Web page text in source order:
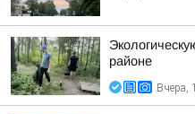
районе
Вчера,